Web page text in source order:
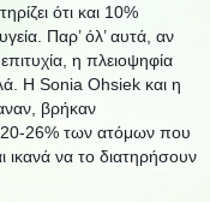
ότι και 10%
Παρ’ όλ’ αυτά, αν
η πλειοψηφία
Η Sonia Ohsiek και η
βρήκαν
20-26% των ατόμων που
ικανά να το διατηρήσουν